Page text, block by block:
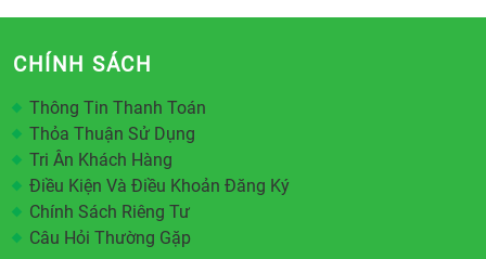
CHÍNH SÁCH
Thông Tin Thanh Toán
Thỏa Thuận Sử Dụng
Tri Ân Khách Hàng
Điều Kiện Và Điều Khoản Đăng Ký
Chính Sách Riêng Tư
Câu Hỏi Thường Gặp